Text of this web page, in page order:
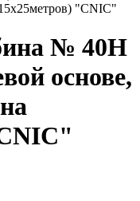
"CNIC"
№ 40Н
основе,